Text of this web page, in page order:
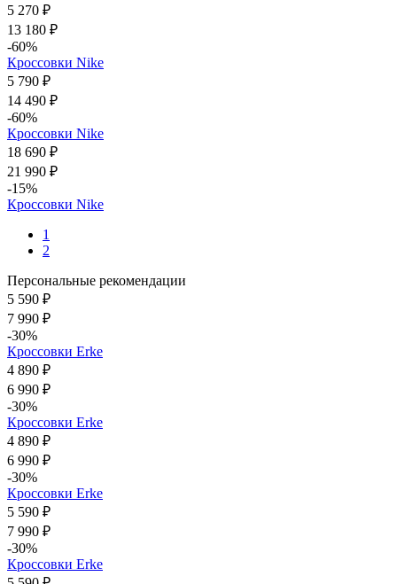
5 270 ₽
13 180 ₽
-60%
Кроссовки Nike
5 790 ₽
14 490 ₽
-60%
Кроссовки Nike
18 690 ₽
21 990 ₽
-15%
Кроссовки Nike
1
2
Персональные рекомендации
5 590 ₽
7 990 ₽
-30%
Кроссовки Erke
4 890 ₽
6 990 ₽
-30%
Кроссовки Erke
4 890 ₽
6 990 ₽
-30%
Кроссовки Erke
5 590 ₽
7 990 ₽
-30%
Кроссовки Erke